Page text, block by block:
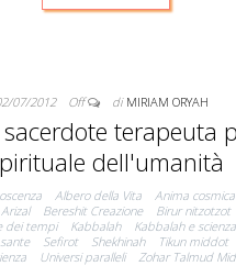
07/2012 Off di MIRIAM ORYAH
sacerdote terapeuta
dell'umanità
Albero della Vita
Anima
Arizal Bereshit Creazione Birur nitzotzot
dei tempi Kabbalah Kabbalah e scienza
Sefirot Shekhinah Tikun middot
Universi paralleli Zohar Talmud